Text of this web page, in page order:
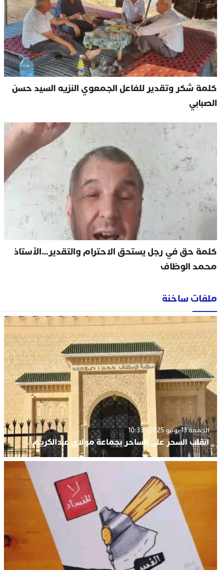
كلمة شكر وتقدير للفاعل الجمعوي النزيه السيد حسن
الصبابي
كلمة حق في رجل يستحق الاحترام والتقدير…الأستاذ
محمد الوظاف
ملفات ساخنة
الجمعة 13 يونيو 2025 - 10:33
انقلب السحر على الساحر بجماعة مولاي عبدالكريم..